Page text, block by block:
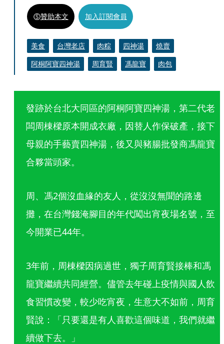
贊助本文 加入訂閱會員
美食 台灣老店 肉粽 四神湯
燒賣
阿桐阿寶四神湯
周育賢 馮龍寶 肉包
發跡於台北大同區的阿桐阿寶四神湯，第二代老
闆周棟樑原本開成衣廠，因替人作保破產，接下
母親的手藝賣四神湯，後又與豬腸批發商馮龍寶
合夥當頭家。
周、馮2個沒血緣的友人，從沒沒無聞的路邊
攤，在台灣錢淹腳目的年代闖出宵夜場名號，至
今開業已44年。
3年前，周棟樑因病過世，獨子周育賢接棒和馮
龍寶繼續共同經營。儘管去年碰上疫情與國人飲
食習慣改變，較少吃宵夜，生意大不如前，周育
賢說：「只要還是有人喜歡這個味道，我們就繼
續做下去。」